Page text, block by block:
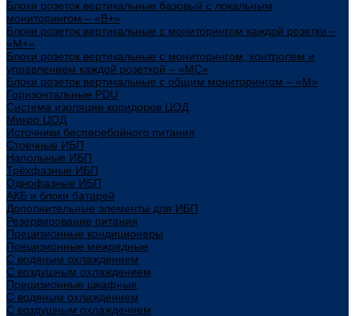
Блоки розеток вертикальные базовый с локальным
мониторингом – «В+»
Блоки розеток вертикальные с мониторингом каждой розетки –
«М+»
Блоки розеток вертикальные с мониторингом, контролем и
управлением каждой розеткой – «МС»
Блоки розеток вертикальные с общим мониторингом – «М»
Горизонтальные PDU
Система изоляции коридоров ЦОД
Микро ЦОД
Источники бесперебойного питания
Стоечные ИБП
Напольные ИБП
Трёхфазные ИБП
Однофазные ИБП
АКБ и блоки батарей
Дополнительные элементы для ИБП
Резервирование питания
Прецизионные кондиционеры
Прецизионные межрядные
С водяным охлаждением
С воздушным охлаждением
Прецизионные шкафные
С водяным охлаждением
С воздушным охлаждением